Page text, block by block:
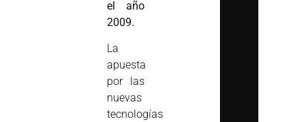
el año
2009.
La
apuesta
por las
nuevas
tecnologías